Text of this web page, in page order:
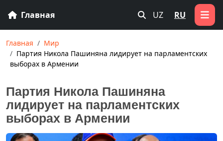
Главная UZ RU
Главная
Мир
Партия Никола Пашиняна лидирует на парламентских
выборах в Армении
Партия Никола Пашиняна
лидирует на парламентских
выборах в Армении